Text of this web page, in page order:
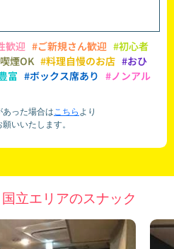
歓迎 #ご新規さん歓迎 #初心者
煙OK #料理自慢のお店 #おひ
富 #ボックス席あり #ノンアル
った場合はこちら より
いいたします。
立エリアのスナック